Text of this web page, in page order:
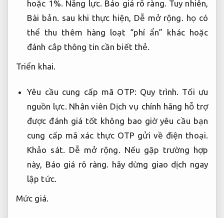
hoặc 1%. Năng lực. Báo giá rõ ràng. Tuy nhiên,
Bài bản.
sau khi thực hiện, Dễ mở rộng.
họ có
thể thu thêm hàng loạt “phí ẩn” khác hoặc
đánh cắp thông tin cần biết thẻ.
Triển khai.
Yêu cầu cung cấp mã OTP: Quy trình. Tối ưu
nguồn lực. Nhân viên Dịch vụ chính hãng hỗ trợ
được đánh giá tốt không bao giờ yêu cầu bạn
cung cấp mã xác thực OTP gửi về điện thoại.
Khảo sát. Dễ mở rộng. Nếu gặp trường hợp
này, Báo giá rõ ràng. hãy dừng giao dịch ngay
lập tức.
Mức giá.